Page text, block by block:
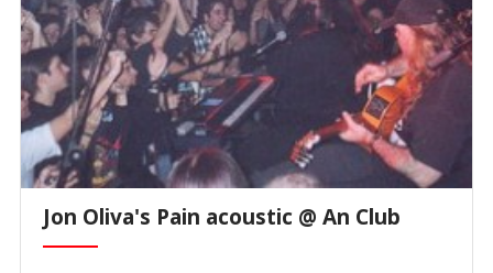
Jon Oliva's Pain acoustic @ An Club